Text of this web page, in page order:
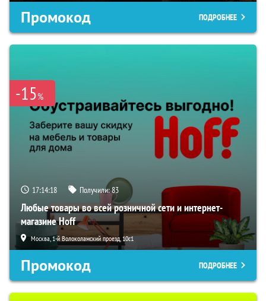
Промокод ПОДРОБНЕЕ
-15%
17:14:17 Получили:83
Любые товары во всей розничной сети и интернет-
магазине Hoff
Москва, 1-й Волоколамский проезд, 10с1
Промокод ПОДРОБНЕЕ